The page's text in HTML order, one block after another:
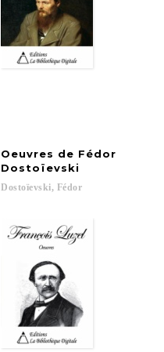
Oeuvres de Fédor
Dostoïevski
Dostoïevski, Fédor